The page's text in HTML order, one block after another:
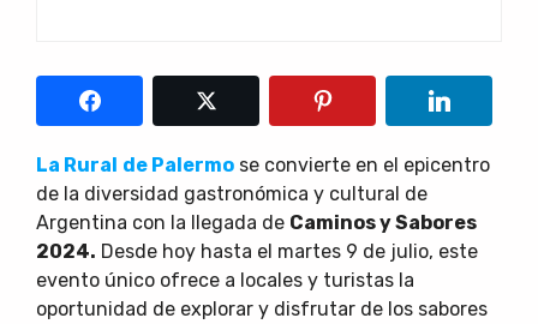
La Rural de Palermo se convierte en el epicentro
de la diversidad gastronómica y cultural de
Argentina con la llegada de Caminos y Sabores
2024. Desde hoy hasta el martes 9 de julio, este
evento único ofrece a locales y turistas la
oportunidad de explorar y disfrutar de los sabores